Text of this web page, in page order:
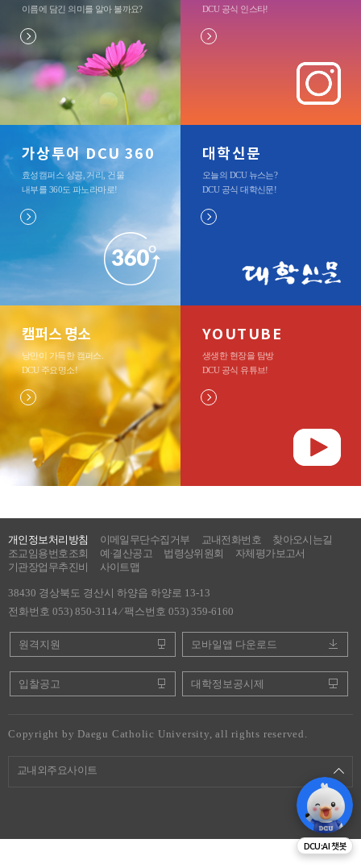
이름에 담긴 의미를 알아 볼까요?
DCU 공식 인스타!
가상투어 DCU 360
효성캠퍼스 상공, 거리, 건물
내부를 360도 파노라마로!
캠퍼스 명소
낭만이 가득한 캠퍼스.
DCU 주요명소!
대학신문
오늘의 DCU 뉴스는?
DCU 공식 대학신문!
YOUTUBE
생생한 현장을 탐방
DCU 공식 유튜브!
개인정보처리방침 이메일무단수집거부 교내전화번호
찾아오시는길
조교임용번호조회
예·결산공고 법령상위원회
자체평가보고서
기관장업무추진비
사이트맵
38430 경상북도 경산시 하양읍 하양로 13-13
전화번호 053) 850-3114 ⁄ 팩스번호 053) 359-6160
원격지원 모바일앱 다운로드
입찰공고 대학정보공시제
Copyright by Daegu Catholic University, all rights reserved.
교내외주요사이트
DCU:AI 챗봇